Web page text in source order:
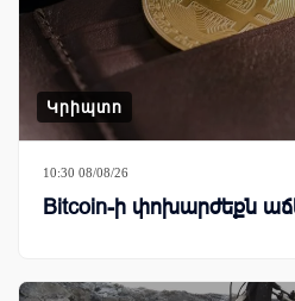
Կրիպտո
10:30 08/08/26
Bitcoin-ի փոխարժեքն